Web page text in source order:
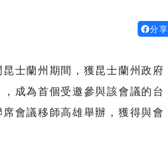
分享
士蘭州期間，獲昆士蘭州政府
成為首個受邀參與該會議的台
會議移師高雄舉辦，獲得與會